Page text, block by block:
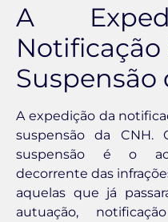
A
Notificação
Suspensão
A expedição da
suspensão da
suspensão é o
decorrente das
aquelas que já
autuação,